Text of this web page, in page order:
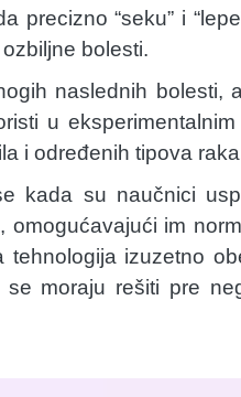
precizno “seku” i
bolesti.
naslednih bolesti,
u
i određenih tipova
kada su naučnici
omogućavajući im
izuzetno
moraju rešiti pre